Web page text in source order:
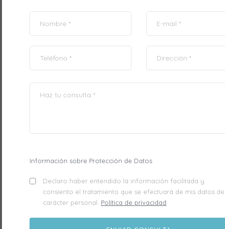
Información sobre Protección de Datos
Declaro haber entendido la información facilitada y
consiento el tratamiento que se efectuará de mis datos de
carácter personal. Política de privacidad